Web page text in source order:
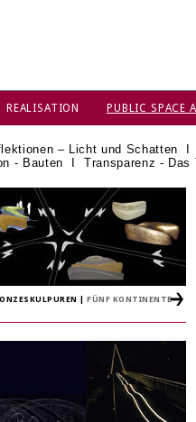
REALISATION PUBLIC SPACE
– Licht und Schatten
- Bauten ITransparenz - Das
FÜNF KONTINENTE